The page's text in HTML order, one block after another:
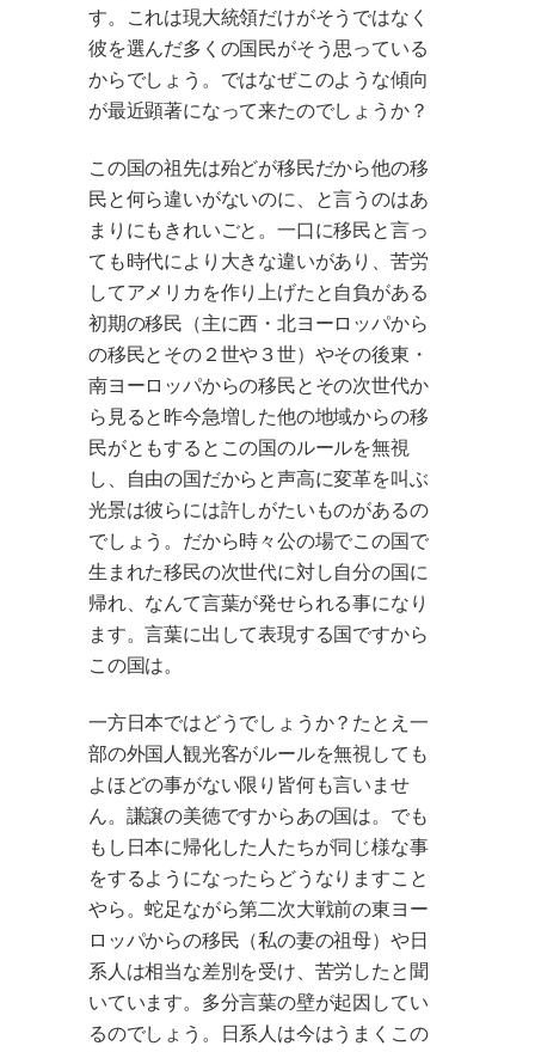
す。これは現大統領だけがそうではなく
彼を選んだ多くの国民がそう思っている
からでしょう。ではなぜこのような傾向
が最近顕著になって来たのでしょうか？
この国の祖先は殆どが移民だから他の移
民と何ら違いがないのに、と言うのはあ
まりにもきれいごと。一口に移民と言っ
ても時代により大きな違いがあり、苦労
してアメリカを作り上げたと自負がある
初期の移民（主に西・北ヨーロッパから
の移民とその２世や３世）やその後東・
南ヨーロッパからの移民とその次世代か
ら見ると昨今急増した他の地域からの移
民がともするとこの国のルールを無視
し、自由の国だからと声高に変革を叫ぶ
光景は彼らには許しがたいものがあるの
でしょう。だから時々公の場でこの国で
生まれた移民の次世代に対し自分の国に
帰れ、なんて言葉が発せられる事になり
ます。言葉に出して表現する国ですから
この国は。
一方日本ではどうでしょうか？たとえ一
部の外国人観光客がルールを無視しても
よほどの事がない限り皆何も言いませ
ん。謙譲の美徳ですからあの国は。でも
もし日本に帰化した人たちが同じ様な事
をするようになったらどうなりますこと
やら。蛇足ながら第二次大戦前の東ヨー
ロッパからの移民（私の妻の祖母）や日
系人は相当な差別を受け、苦労したと聞
いています。多分言葉の壁が起因してい
るのでしょう。日系人は今はうまくこの